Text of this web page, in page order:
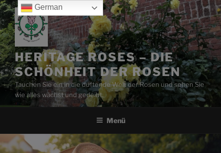
Zum
Inhalt
springen
HERITAGE ROSES – DIE
SCHÖNHEIT DER ROSEN
Tauchen Sie ein in die duftende Welt der Rosen und sehen Sie
wie alles wächst und gedeiht.
Menü
German